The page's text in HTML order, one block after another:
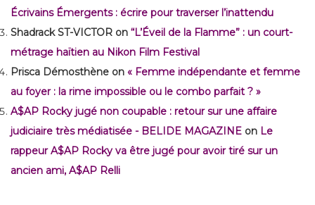
Écrivains Émergents : écrire pour traverser l’inattendu
Shadrack ST-VICTOR on “L’Éveil de la Flamme” : un court-
métrage haïtien au Nikon Film Festival
Prisca Démosthène on « Femme indépendante et femme
au foyer : la rime impossible ou le combo parfait ? »
A$AP Rocky jugé non coupable : retour sur une affaire
judiciaire très médiatisée - BELIDE MAGAZINE on Le
rappeur A$AP Rocky va être jugé pour avoir tiré sur un
ancien ami, A$AP Relli